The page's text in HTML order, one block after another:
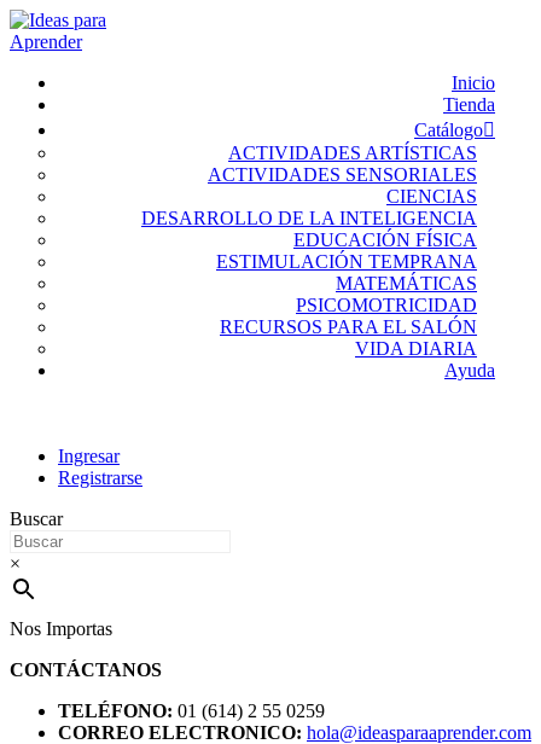
Inicio
Tienda
Catálogo
ACTIVIDADES ARTÍSTICAS
ACTIVIDADES SENSORIALES
CIENCIAS
DESARROLLO DE LA INTELIGENCIA
EDUCACIÓN FÍSICA
ESTIMULACIÓN TEMPRANA
MATEMÁTICAS
PSICOMOTRICIDAD
RECURSOS PARA EL SALÓN
VIDA DIARIA
Ayuda
Ingresar
Registrarse
Buscar
×
Nos Importas
CONTÁCTANOS
TELÉFONO: 01 (614) 2 55 0259
CORREO ELECTRONICO: hola@ideasparaaprender.com